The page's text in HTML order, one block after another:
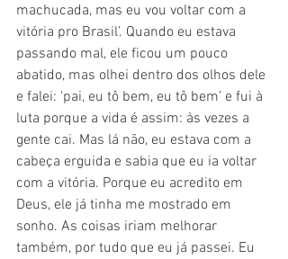
machucada, mas eu vou voltar com a
vitória pro Brasil’. Quando eu estava
passando mal, ele ficou um pouco
abatido, mas olhei dentro dos olhos dele
e falei: ‘pai, eu tô bem, eu tô bem’ e fui à
luta porque a vida é assim: às vezes a
gente cai. Mas lá não, eu estava com a
cabeça erguida e sabia que eu ia voltar
com a vitória. Porque eu acredito em
Deus, ele já tinha me mostrado em
sonho. As coisas iriam melhorar
também, por tudo que eu já passei. Eu